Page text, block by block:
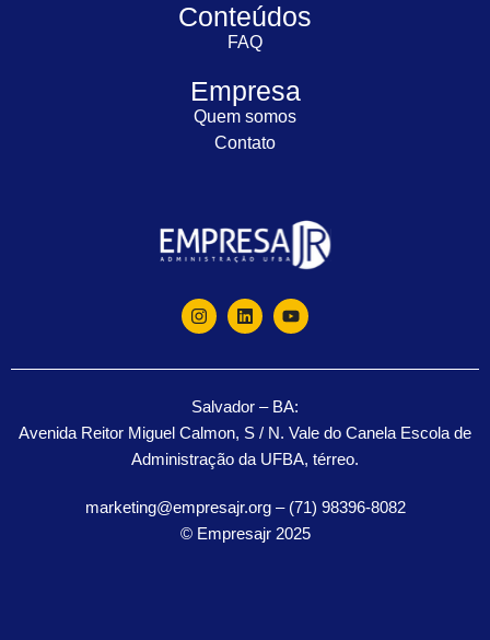
Conteúdos
FAQ
Empresa
Quem somos
Contato
Salvador – BA:
Avenida Reitor Miguel Calmon, S / N. Vale do Canela Escola de
Administração da UFBA, térreo.
marketing@empresajr.org – (71) 98396-8082
© Empresajr 2025